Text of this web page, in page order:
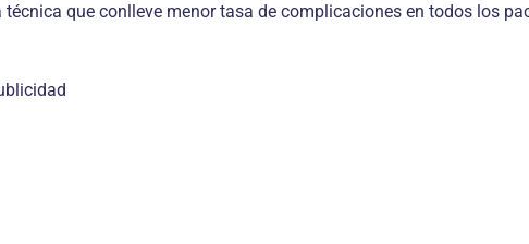
que conlleve menor tasa de complicaciones en todos los